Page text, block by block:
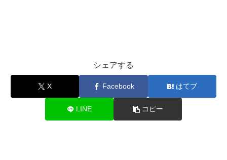
シェアする
X Facebook はてブ
LINE コピー